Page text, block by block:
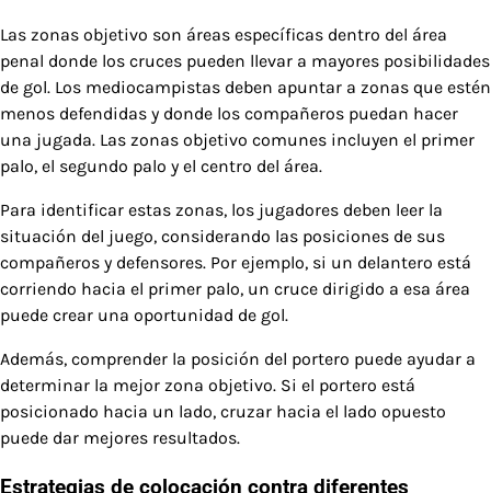
Las zonas objetivo son áreas específicas dentro del área
penal donde los cruces pueden llevar a mayores posibilidades
de gol. Los mediocampistas deben apuntar a zonas que estén
menos defendidas y donde los compañeros puedan hacer
una jugada. Las zonas objetivo comunes incluyen el primer
palo, el segundo palo y el centro del área.
Para identificar estas zonas, los jugadores deben leer la
situación del juego, considerando las posiciones de sus
compañeros y defensores. Por ejemplo, si un delantero está
corriendo hacia el primer palo, un cruce dirigido a esa área
puede crear una oportunidad de gol.
Además, comprender la posición del portero puede ayudar a
determinar la mejor zona objetivo. Si el portero está
posicionado hacia un lado, cruzar hacia el lado opuesto
puede dar mejores resultados.
Estrategias de colocación contra diferentes